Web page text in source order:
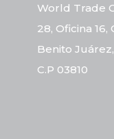
World Trade
28, Oficina
Benito
C.P 03810